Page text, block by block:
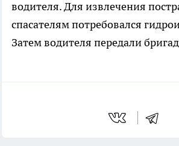
водителя. Для извлечения
спасателям потребовался
Затем водителя передали